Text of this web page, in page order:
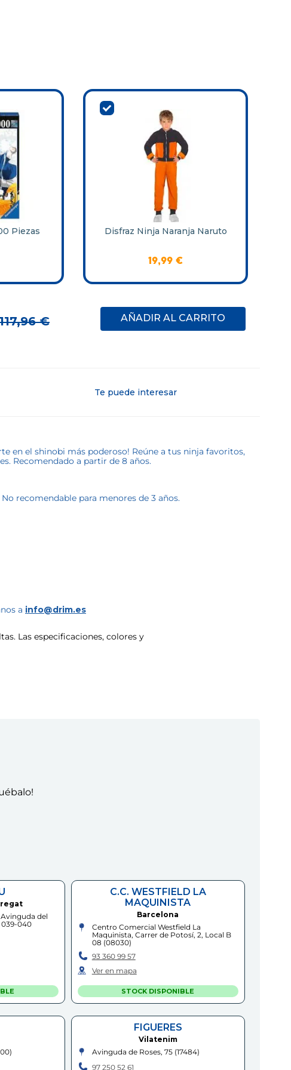
Piezas Disfraz Ninja Naranja Naruto
19,99 €
,96 € AÑADIR AL CARRITO
Te puede interesar
en el shinobi más poderoso! Reúne a tus ninja favoritos,
Recomendado a partir de 8 años.
recomendable para menores de 3 años.
a info@drim.es
Las especificaciones, colores y
del
039-040
C.C. WESTFIELD LA
MAQUINISTA
Barcelona
Centro Comercial Westfield La
Maquinista, Carrer de Potosí, 2, Local B
08 (08030)
93 360 99 57
Ver en mapa
STOCK DISPONIBLE
)
FIGUERES
Vilatenim
Avinguda de Roses, 75(17484)
97 250 52 61